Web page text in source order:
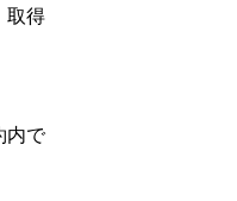
取得
内で